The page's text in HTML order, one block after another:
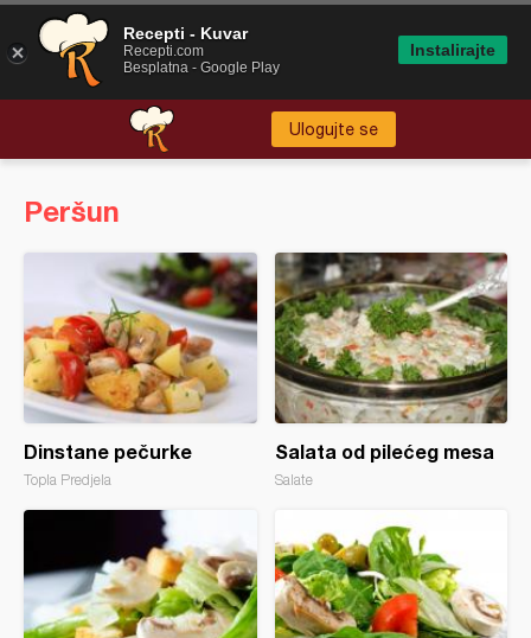
Ulogujte se
Peršun
Dinstane pečurke
Topla Predjela
Salata od pilećeg mesa
Salate
Recepti - Kuvar
Recepti.com
Besplatna - Google Play
Instalirajte